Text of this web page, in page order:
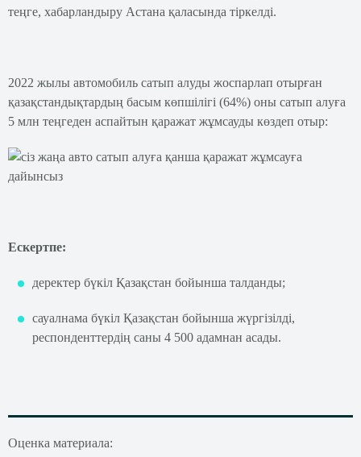
теңге, хабарландыру Астана қаласында тіркелді.
2022 жылы автомобиль сатып алуды жоспарлап отырған
қазақстандықтардың басым көпшілігі (64%) оны сатып алуға
5 млн теңгеден аспайтын қаражат жұмсауды көздеп отыр:
Ескертпе:
деректер бүкіл Қазақстан бойынша талданды;
сауалнама бүкіл Қазақстан бойынша жүргізілді,
респонденттердің саны 4 500 адамнан асады.
Оценка материала: